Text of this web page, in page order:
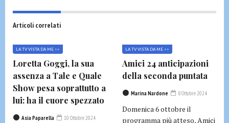
Articoli correlati
LA TV VISTA DA ME >>
Loretta Goggi, la sua
assenza a Tale e Quale
Show pesa soprattutto a
lui: ha il cuore spezzato
Asia Paparella 10 Ottobre 2024
LA TV VISTA DA ME >>
Amici 24 anticipazioni
della seconda puntata
Marina Nardone 8 Ottobre 2024
Domenica 6 ottobre il
programma più atteso, Amici